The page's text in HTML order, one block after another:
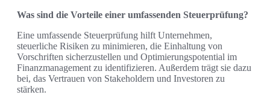
Was sind die Vorteile einer umfassenden Steuerprüfung?
Eine umfassende Steuerprüfung hilft Unternehmen,
steuerliche Risiken zu minimieren, die Einhaltung von
Vorschriften sicherzustellen und Optimierungspotential im
Finanzmanagement zu identifizieren. Außerdem trägt sie dazu
bei, das Vertrauen von Stakeholdern und Investoren zu
stärken.